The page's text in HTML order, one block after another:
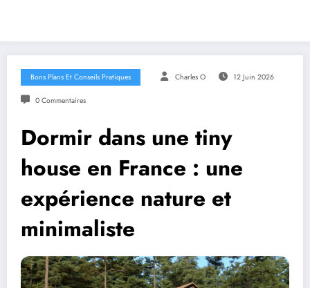
Bons Plans Et Conseils Pratiques Charles O 12 Juin 2026
0 Commentaires
Dormir dans une tiny
house en France : une
expérience nature et
minimaliste